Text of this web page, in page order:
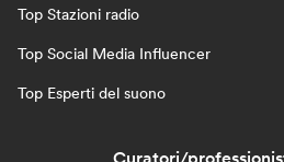
Top Stazioni radio
Top Social Media Influencer
Top Esperti del suono